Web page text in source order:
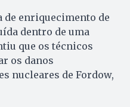
enriquecimento de
dentro de uma
que os técnicos
os danos
nucleares de Fordow,